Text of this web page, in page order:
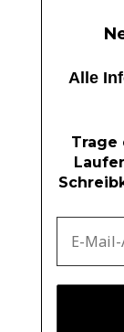
Alle
Trage